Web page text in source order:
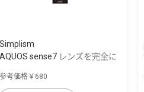
Simplism
AQUOS sense7 レンズを完全に
参考価格￥680